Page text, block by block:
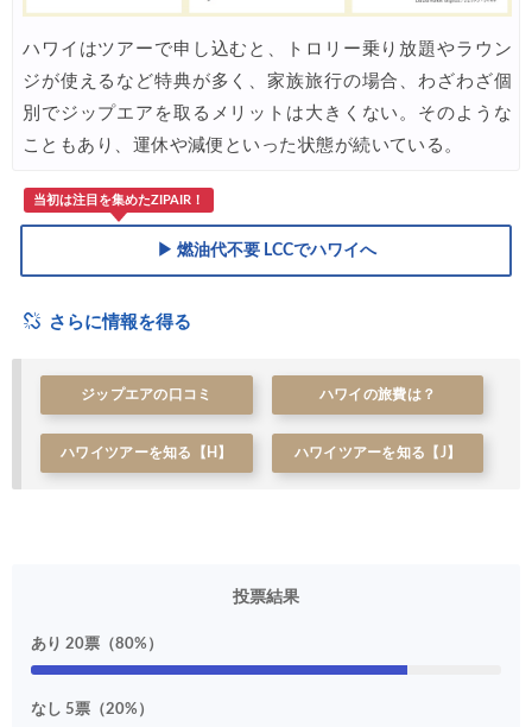
ハワイはツアーで申し込むと、トロリー乗り放題やラウン
ジが使えるなど特典が多く、家族旅行の場合、わざわざ個
別でジップエアを取るメリットは大きくない。そのような
こともあり、運休や減便といった状態が続いている。
当初は注目を集めたZIPAIR！
▶ 燃油代不要 LCCでハワイへ
さらに情報を得る
ジップエアの口コミ ハワイの旅費は？
ハワイツアーを知る【H】 ハワイツアーを知る【J】
投票結果
あり 20票（80%）
なし 5票（20%）